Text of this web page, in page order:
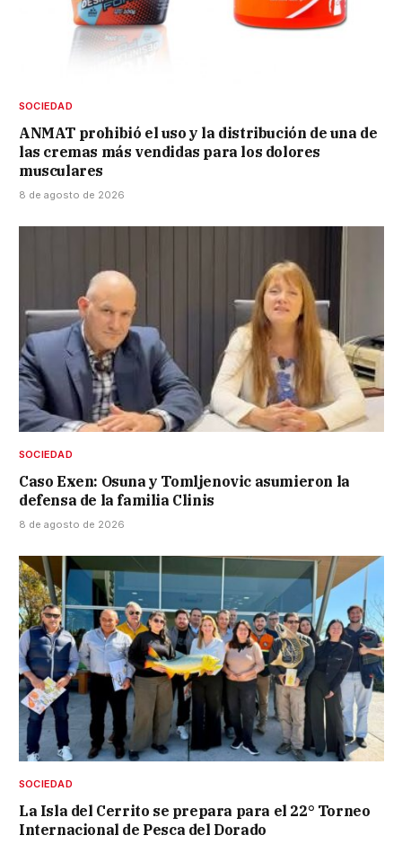
SOCIEDAD
ANMAT prohibió el uso y la distribución de una de
las cremas más vendidas para los dolores
musculares
8 de agosto de 2026
SOCIEDAD
Caso Exen: Osuna y Tomljenovic asumieron la
defensa de la familia Clinis
8 de agosto de 2026
SOCIEDAD
La Isla del Cerrito se prepara para el 22° Torneo
Internacional de Pesca del Dorado